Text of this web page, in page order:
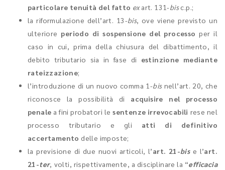
particolare tenuità del fatto exart. 131-bisc.p.;
la riformulazione dell’art. 13-bis, ove viene previsto un
ulteriore periodo di sospensione del processoper il
caso in cui, prima della chiusura del dibattimento, il
debito tributario sia in fase di estinzione mediante
rateizzazione;
l’introduzione di un nuovo comma 1-bisnell’art. 20, che
riconosce la possibilità di acquisire nel processo
penale a fini probatori lesentenze irrevocabili rese nel
processo tributario e gli atti di definitivo
accertamento delle imposte;
la previsione di due nuovi articoli, l’art. 21-bis e l’art.
21-ter, volti, rispettivamente, a disciplinare la “efficacia